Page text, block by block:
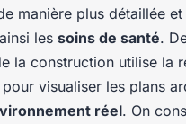
manière plus détaillée
les soins de santé.
la construction utilise la
visualiser les plans
réel. On